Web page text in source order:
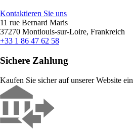
Kontaktieren Sie uns
11 rue Bernard Maris
37270 Montlouis-sur-Loire, Frankreich
+33 1 86 47 62 58
Sichere Zahlung
Kaufen Sie sicher auf unserer Website ein